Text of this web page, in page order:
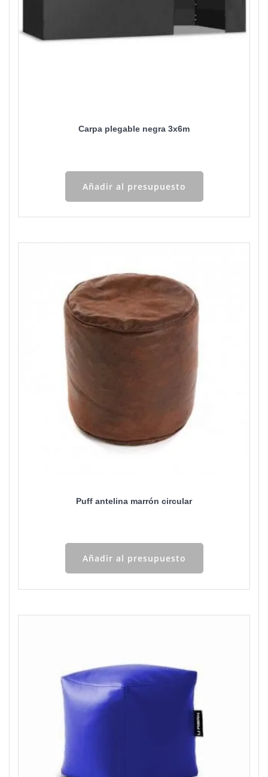
Carpa plegable negra 3x6m
Añadir al presupuesto
Puff antelina marrón circular
Añadir al presupuesto